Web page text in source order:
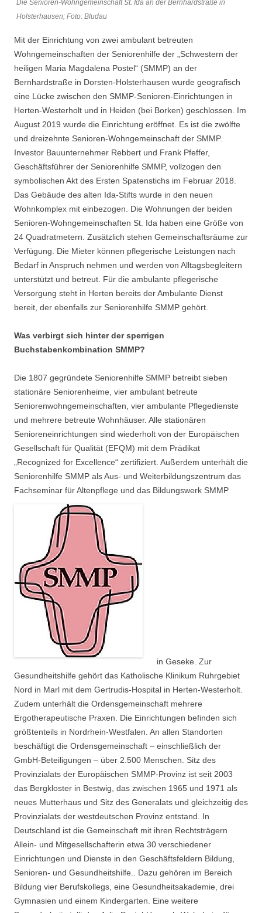
Die Senioren-Wohngemeinschaft St. Ida an der Bernhardstraße in
Holsterhausen; Foto: Bludau
Mit der Einrichtung von zwei ambulant betreuten
Wohngemeinschaften der Seniorenhilfe der „Schwestern der
heiligen Maria Magdalena Postel“ (SMMP) an der
Bernhardstraße in Dorsten-Holsterhausen wurde geografisch
eine Lücke zwischen den SMMP-Senioren-Einrichtungen in
Herten-Westerholt und in Heiden (bei Borken) geschlossen. Im
August 2019 wurde die Einrichtung eröffnet. Es ist die zwölfte
und dreizehnte Senioren-Wohngemeinschaft der SMMP.
Investor Bauunternehmer Rebbert und Frank Pfeffer,
Geschäftsführer der Seniorenhilfe SMMP, vollzogen den
symbolischen Akt des Ersten Spatenstichs im Februar 2018.
Das Gebäude des alten Ida-Stifts wurde in den neuen
Wohnkomplex mit einbezogen. Die Wohnungen der beiden
Senioren-Wohngemeinschaften St. Ida haben eine Größe von
24 Quadratmetern. Zusätzlich stehen Gemeinschaftsräume zur
Verfügung. Die Mieter können pflegerische Leistungen nach
Bedarf in Anspruch nehmen und werden von Alltagsbegleitern
unterstützt und betreut. Für die ambulante pflegerische
Versorgung steht in Herten bereits der Ambulante Dienst
bereit, der ebenfalls zur Seniorenhilfe SMMP gehört.
Was verbirgt sich hinter der sperrigen
Buchstabenkombination SMMP?
Die 1807 gegründete Seniorenhilfe SMMP betreibt sieben
stationäre Seniorenheime, vier ambulant betreute
Seniorenwohngemeinschaften, vier ambulante Pflegedienste
und mehrere betreute Wohnhäuser. Alle stationären
Senioreneinrichtungen sind wiederholt von der Europäischen
Gesellschaft für Qualität (EFQM) mit dem Prädikat
„Recognized for Excellence“ zertifiziert. Außerdem unterhält die
Seniorenhilfe SMMP als Aus- und Weiterbildungszentrum das
Fachseminar für Altenpflege und das Bildungswerk SMMP
in Geseke. Zur
Gesundheitshilfe gehört das Katholische Klinikum Ruhrgebiet
Nord in Marl mit dem Gertrudis-Hospital in Herten-Westerholt.
Zudem unterhält die Ordensgemeinschaft mehrere
Ergotherapeutische Praxen. Die Einrichtungen befinden sich
größtenteils in Nordrhein-Westfalen. An allen Standorten
beschäftigt die Ordensgemeinschaft – einschließlich der
GmbH-Beteiligungen – über 2.500 Menschen. Sitz des
Provinzialats der Europäischen SMMP-Provinz ist seit 2003
das Bergkloster in Bestwig, das zwischen 1965 und 1971 als
neues Mutterhaus und Sitz des Generalats und gleichzeitig des
Provin­zialats der westdeutschen Provinz entstand. In
Deutschland ist die Gemeinschaft mit ihren Rechtsträgern
Allein- und Mitgesellschafterin etwa 30 verschiedener
Einrichtungen und Dienste in den Geschäftsfeldern Bildung,
Senioren- und Gesundheitshilfe.. Dazu gehören im Bereich
Bildung vier Berufskollegs, eine Gesundheitsakademie, drei
Gymnasien und einem Kindergarten. Eine weitere